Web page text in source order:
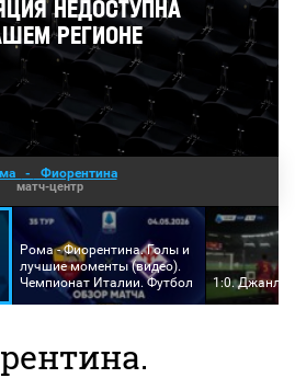
- Фиорентина
матч-центр
Рома - Фиорентина. Голы и
лучшие моменты (видео).
Чемпионат Италии. Футбол
1:0.